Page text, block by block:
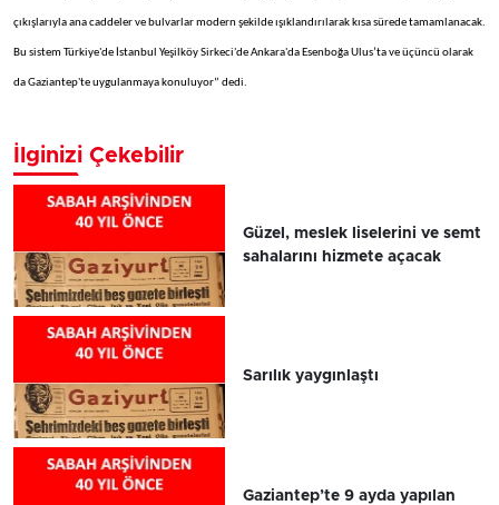
çıkışlarıyla ana caddeler ve bulvarlar modern şekilde ışıklandırılarak kısa sürede tamamlanacak.
Bu sistem Türkiye'de İstanbul Yeşilköy Sirkeci'de Ankara'da Esenboğa Ulus’ta ve üçüncü olarak
da Gaziantep'te uygulanmaya konuluyor” dedi.
İlginizi Çekebilir
Güzel, meslek liselerini ve semt
sahalarını hizmete açacak
Sarılık yaygınlaştı
Gaziantep’te 9 ayda yapılan